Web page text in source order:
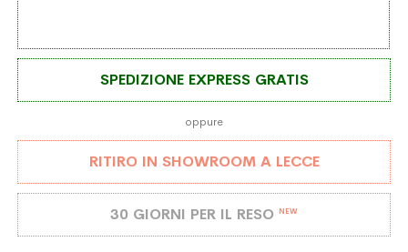
SPEDIZIONE EXPRESS GRATIS
oppure
RITIRO IN SHOWROOM A LECCE
30 GIORNI PER IL RESO NEW